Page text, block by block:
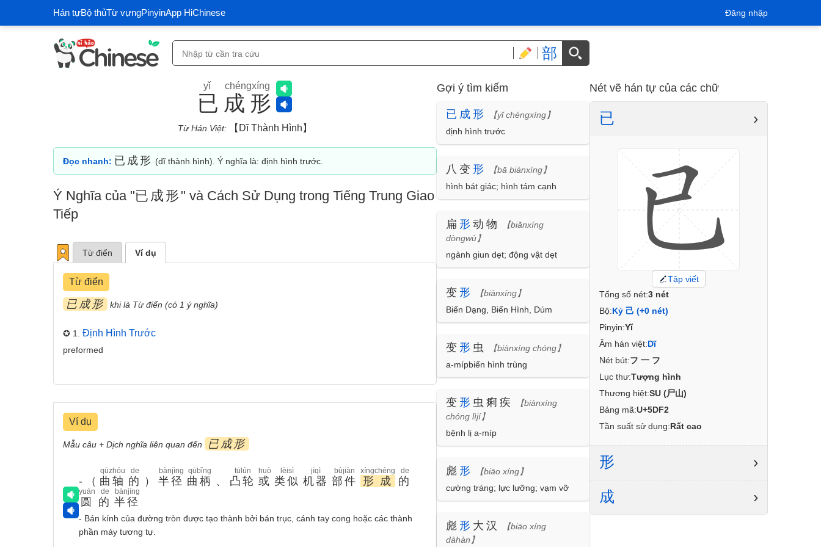
Hán tựBộ thủTừ vựngPinyinApp HiChinese Đăng nhập
部
已成形
yǐ chéngxíng
Từ Hán Việt:【dĩ Thành Hình】
Đọc nhanh: 已成形 (dĩ thành hình). Ý nghĩa là: định hình trước.
Ý Nghĩa của "已成形 " và Cách Sử Dụng trong Tiếng Trung Giao
Tiếp
Từ điển Ví dụ
Từ điển
已成形 khi là Từ điển (có 1 ý nghĩa)
✪ 1. Định Hình Trước
preformed
Ví dụ
Mẫu câu + Dịch nghĩa liên quan đến 已成形
- （ 曲轴
qūzhóu
的
de
） 半径
bànjìng
曲柄
qūbǐng
、 凸轮
tūlún
或
huò
类似
lèisì
机器
jīqì
部件
bùjiàn
形成
xíngchéng
的
de
圆
yuán
的
de
半径
bànjìng
- Bán kính của đường tròn được tạo thành bởi bán trục, cánh tay cong hoặc các thành
phần máy tương tự.
Gợi ý tìm kiếm
已 成 形
【yǐ chéngxíng】
định hình trước
八变 形
【bā biànxíng】
hình bát giác; hình tám cạnh
扁 形 动物
【biǎnxíng
dòngwù】
ngành giun dẹt; động vật dẹt
变 形
【biànxíng】
Biến Dạng, Biến Hình, Dúm
变 形 虫
【biànxíng chóng】
a-mípbiến hình trùng
变 形 虫痢疾
【biànxíng
chóng lìjí】
bệnh lị a-míp
彪 形
【biāo xíng】
cường tráng; lực lưỡng; vạm vỡ
彪 形 大汉
【biāo xíng
dàhàn】
Nét vẽ hán tự của các chữ
已 ›
Tập viết
Tổng số nét:3 nét
Bộ:Kỷ 己 (+0 nét)
Pinyin:Yǐ
Âm hán việt:Dĩ
Nét bút:フ一フ
Lục thư:Tượng hình
Thương hiệt:SU (尸山)
Bảng mã:U+5DF2
Tần suất sử dụng:Rất cao
形 ›
成 ›